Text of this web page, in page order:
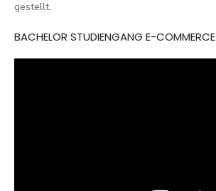
gestellt.
BACHELOR STUDIENGANG E-COMMERCE